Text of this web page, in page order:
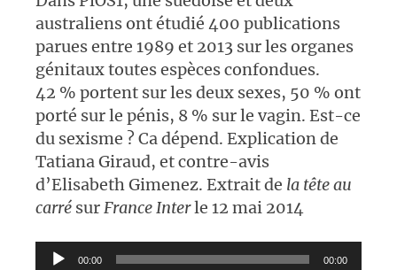
australiens ont étudié 400 publications
parues entre 1989 et 2013 sur les organes
génitaux toutes espèces confondues.
42 % portent sur les deux sexes, 50 % ont
porté sur le pénis, 8 % sur le vagin. Est-ce
du sexisme ? Ca dépend. Explication de
Tatiana Giraud, et contre-avis
d’Elisabeth Gimenez. Extrait de la tête au
carré surFrance Interle 12 mai 2014
Lecteur
00:00 00:00